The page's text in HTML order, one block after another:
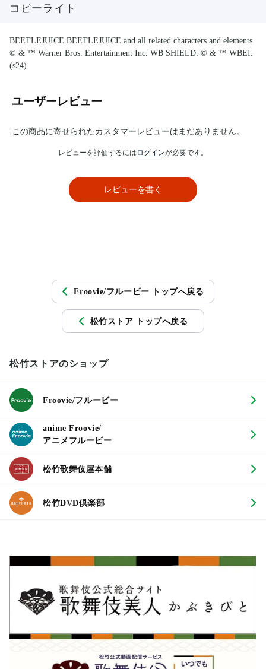
コピーライト
BEETLEJUICE BEETLEJUICE and all related characters and elements
© & ™ Warner Bros. Entertainment Inc. WB SHIELD: © & ™ WBEI.
(s24)
ユーザーレビュー
この商品に寄せられたカスタマーレビューはまだありません。
レビューを評価するには ログインが必要です。
レビューを書く
Froovie/フルービー トップへ戻る
松竹ストア トップへ戻る
松竹ストアのショップ
Froovie/フルービー
anime Froovie/
アニメフルービー
松竹歌舞伎屋本舗
松竹DVD倶楽部